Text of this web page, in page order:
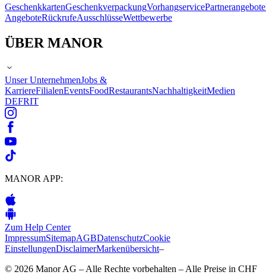
GeschenkkartenGeschenkverpackungVorhangservicePartnerangebote
AngeboteRückrufeAusschlüsseWettbewerbe
ÜBER MANOR
Unser UnternehmenJobs &
KarriereFilialenEventsFoodRestaurantsNachhaltigkeitMedien
DEFRIT
MANOR APP:
Zum Help Center
ImpressumSitemapAGBDatenschutzCookie
EinstellungenDisclaimerMarkenübersicht–
© 2026 Manor AG – Alle Rechte vorbehalten – Alle Preise in CHF